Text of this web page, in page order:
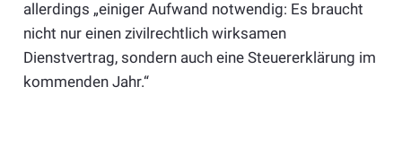
allerdings „einiger Aufwand notwendig: Es braucht
nicht nur einen zivilrechtlich wirksamen
Dienstvertrag, sondern auch eine Steuererklärung im
kommenden Jahr.“